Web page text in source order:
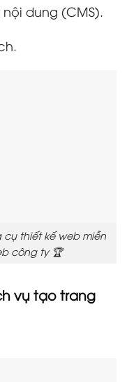
dung (CMS).
cụ thiết kế web miễn
công ty 🏆
vụ tạo trang